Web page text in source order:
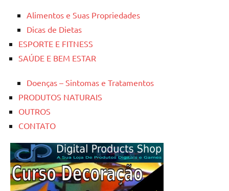
Alimentos e Suas Propriedades
Dicas de Dietas
ESPORTE E FITNESS
SAÚDE E BEM ESTAR
Doenças – Sintomas e Tratamentos
PRODUTOS NATURAIS
OUTROS
CONTATO